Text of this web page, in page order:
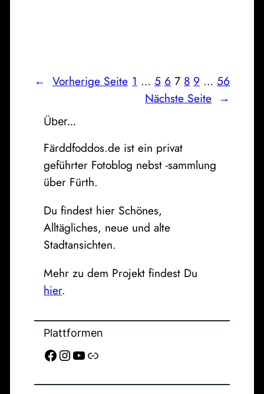
← Vorherige Seite 1 … 5 6 7 8 9 … 56
Nächste Seite →
Über…
Färddfoddos.de ist ein privat
geführter Fotoblog nebst -sammlung
über Fürth.
Du findest hier Schönes,
Alltägliches, neue und alte
Stadtansichten.
Mehr zu dem Projekt findest Du
hier.
Plattformen
Facebook Instagram YouTube Link